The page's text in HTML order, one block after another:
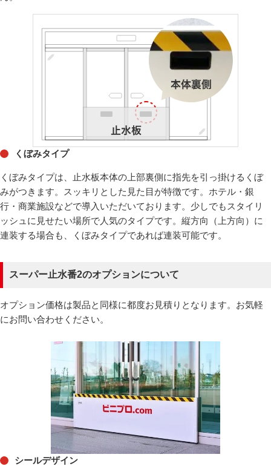
くぼみタイプ
くぼみタイプは、止水板本体の上部裏側に指先を引っ掛けるくぼ
みがつきます。スッキリとした見た目が特徴です。ホテル・銀
行・商業施設などで導入いただいております。少しでもスタイリ
ッシュに見せたい場所で人気のタイプです。縦方向（上方向）に
連装する場合も、くぼみタイプであれば連装可能です。
スーパー止水番2のオプションについて
オプション価格は製品と同様に都度お見積りとなります。お気軽
にお問い合わせください。
シールデザイン